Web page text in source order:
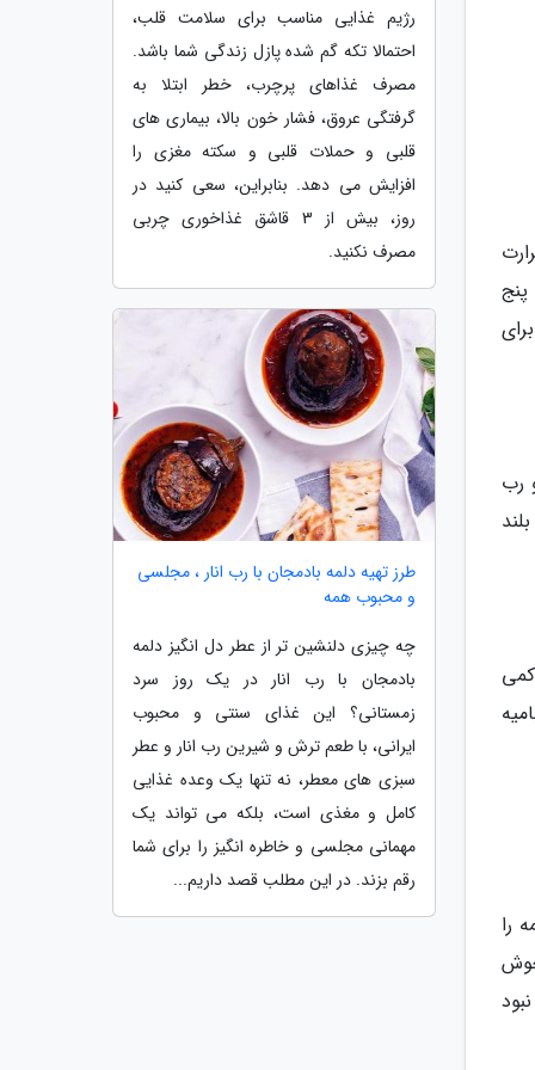
رب
ها بلند
را
و خوش
رژیم غذایی مناسب برای سلامت قلب،
احتمالا تکه گم شده پازل زندگی شما باشد.
مصرف غذاهای پرچرب، خطر ابتلا به
گرفتگی عروق، فشار خون بالا، بیماری های
قلبی و حملات قلبی و سکته مغزی را
افزایش می دهد. بنابراین، سعی کنید در
روز، بیش از 3 قاشق غذاخوری چربی
مصرف نکنید.
طرز تهیه دلمه بادمجان با رب انار ، مجلسی
و محبوب همه
چه چیزی دلنشین تر از عطر دل انگیز دلمه
بادمجان با رب انار در یک روز سرد
زمستانی؟ این غذای سنتی و محبوب
ایرانی، با طعم ترش و شیرین رب انار و عطر
سبزی های معطر، نه تنها یک وعده غذایی
کامل و مغذی است، بلکه می تواند یک
مهمانی مجلسی و خاطره انگیز را برای شما
رقم بزند. در این مطلب قصد داریم...